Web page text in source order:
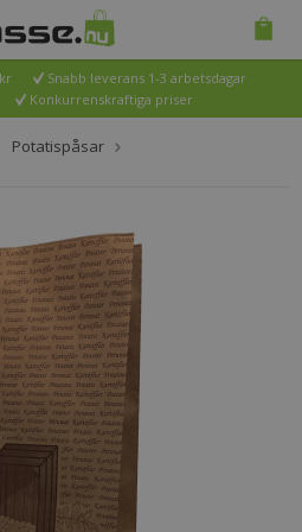
Snabb leverans 1-3 arbetsdagar
Konkurrenskraftiga priser
Potatispåsar